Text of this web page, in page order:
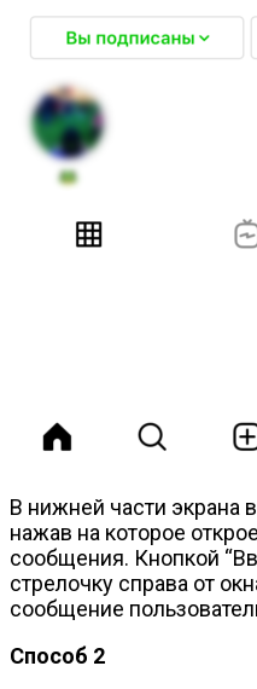
В нижней части экрана
нажав на которое
сообщения. Кнопкой
стрелочку справа от
сообщение
Способ 2